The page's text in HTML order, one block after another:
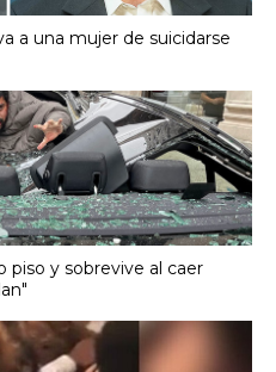
a una mujer de suicidarse
piso y sobrevive al caer